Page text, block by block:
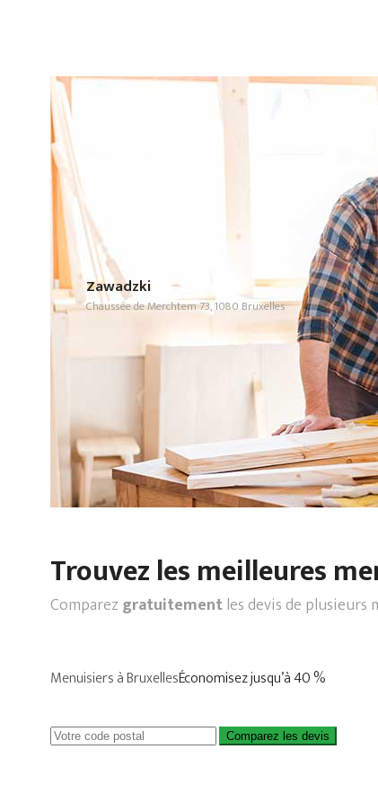
Zawadzki
Chaussée de Merchtem 73, 1080 Bruxelles
Trouvez les meilleures
Comparez gratuitementles devis de plusieurs
Menuisiers à BruxellesÉconomisez jusqu’à 40 %
Comparez les devis